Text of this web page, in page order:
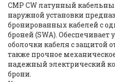
CMP CW латунный
наружной установки
бронированных кабелей с
броней (SWA).
оболочки кабеля с защитой
также прочное
надежный электрический
брони.